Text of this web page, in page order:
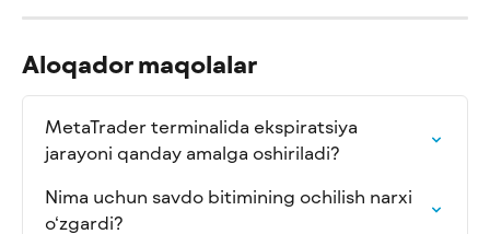
Aloqador maqolalar
MetaTrader terminalida ekspiratsiya
jarayoni qanday amalga oshiriladi?
Nima uchun savdo bitimining ochilish narxi
o‘zgardi?